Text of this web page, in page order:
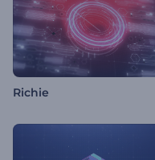
Richie